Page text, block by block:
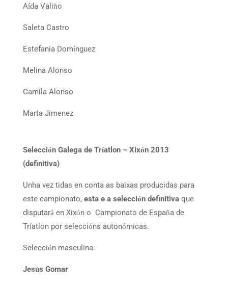
Aída Valiño
Saleta Castro
Estefania Domínguez
Melina Alonso
Camila Alonso
Marta Jimenez
Selección Galega de Tríatlon – Xixón 2013
(definitiva)
Unha vez tidas en conta as baixas producidas para
este campionato, esta e a selección definitivaque
disputaráen Xixón o Campionato de España de
Tríatlon por seleccións autonómicas.
Selección masculina:
Jesús Gomar